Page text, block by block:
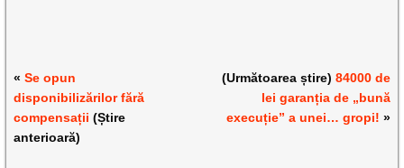
«Se opun
disponibilizărilor fără
compensații (Știre
anterioară)
(Următoarea știre) 84000 de
lei garanția de „bună
execuție” a unei… gropi! »